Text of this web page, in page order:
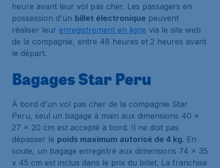
heure avant leur vol pas cher. Les passagers en
possession d'un billet électronique peuvent
réaliser leur enregistrement en ligne via le site web
de la compagnie, entre 48 heures et 2 heures avant
le départ.
Bagages Star Peru
À bord d'un vol pas cher de la compagnie Star
Peru, seul un bagage à main aux dimensions 40 x
27 x 20 cm est accepté à bord. Il ne doit pas
dépasser le poids maximum autorisé de 4 kg. En
soute, un bagage enregistré aux dimensions 74 x 35
x 45 cm est inclus dans le prix du billet. La franchise